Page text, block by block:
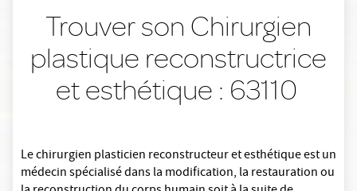
Trouver son Chirurgien
plastique reconstructrice
et esthétique : 63110
Le chirurgien plasticien reconstructeur et esthétique est un
médecin spécialisé dans la modification, la restauration ou